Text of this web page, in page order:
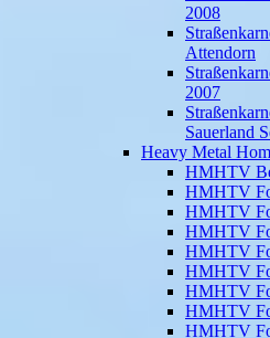
2008
Attendorn
2007
Sauerland
Heavy Metal
HMHTV
HMHTV
HMHTV
HMHTV
HMHTV
HMHTV
HMHTV
HMHTV
HMHTV